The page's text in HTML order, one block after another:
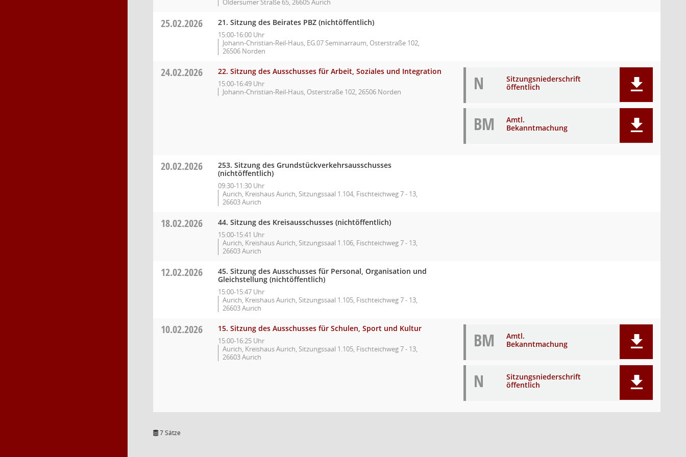
Oldersumer Straße 65, 26605 Aurich
25.02.2026 21. Sitzung des Beirates PBZ (nichtöffentlich)
15:00-16:00 Uhr
Johann-Christian-Reil-Haus, EG.07 Seminarraum, Osterstraße 102,
26506 Norden
24.02.2026 22. Sitzung des Ausschusses für Arbeit, Soziales und Integration
15:00-16:49 Uhr
Johann-Christian-Reil-Haus, Osterstraße 102, 26506 Norden
N
Sitzungsniederschrift
öffentlich
BM
Amtl.
Bekanntmachung
20.02.2026
253. Sitzung des Grundstückverkehrsausschusses
(nichtöffentlich)
09:30-11:30 Uhr
Aurich, Kreishaus Aurich, Sitzungssaal 1.104, Fischteichweg 7 - 13,
26603 Aurich
18.02.2026 44. Sitzung des Kreisausschusses (nichtöffentlich)
15:00-15:41 Uhr
Aurich, Kreishaus Aurich, Sitzungssaal 1.106, Fischteichweg 7 - 13,
26603 Aurich
12.02.2026
45. Sitzung des Ausschusses für Personal, Organisation und
Gleichstellung (nichtöffentlich)
15:00-15:47 Uhr
Aurich, Kreishaus Aurich, Sitzungssaal 1.105, Fischteichweg 7 - 13,
26603 Aurich
10.02.2026 15. Sitzung des Ausschusses für Schulen, Sport und Kultur
15:00-16:25 Uhr
Aurich, Kreishaus Aurich, Sitzungssaal 1.105, Fischteichweg 7 - 13,
26603 Aurich
BM
Amtl.
Bekanntmachung
N
Sitzungsniederschrift
öffentlich
7 Sätze